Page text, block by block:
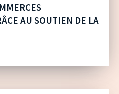
AU SOUTIEN DE LA